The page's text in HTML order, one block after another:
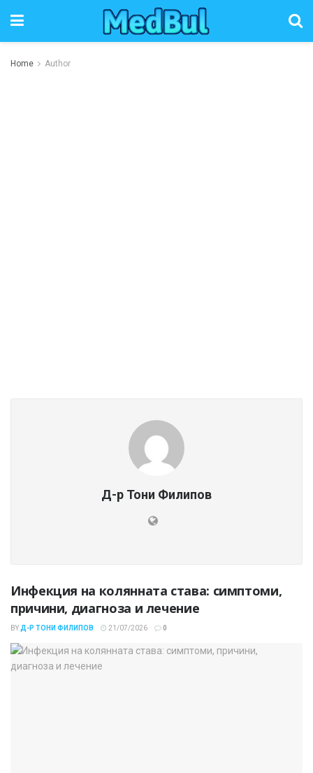
Home Author
Д-р Тони Филипов
Инфекция на колянната става: симптоми,
причини, диагноза и лечение
BY Д-Р ТОНИ ФИЛИПОВ 21/07/2026 0